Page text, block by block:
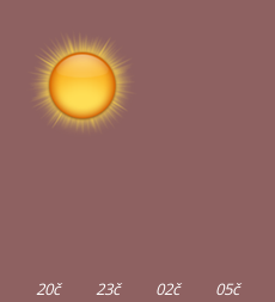
20č 23č 02č 05č